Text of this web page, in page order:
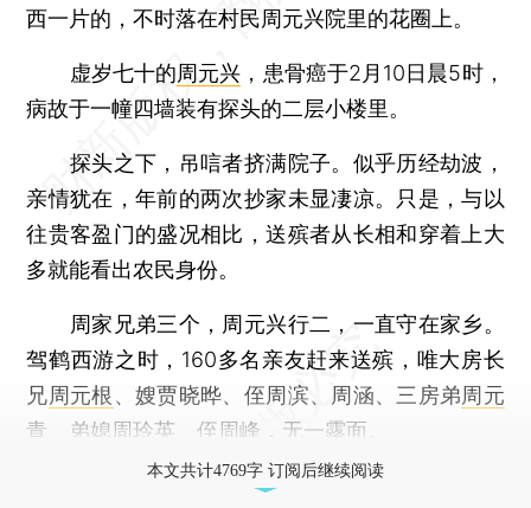
西一片的，不时落在村民周元兴院里的花圈上。
虚岁七十的周元兴 ，患骨癌于2月10日晨5时，
病故于一幢四墙装有探头的二层小楼里。
探头之下，吊唁者挤满院子。似乎历经劫波，
亲情犹在，年前的两次抄家未显凄凉。只是，与以
往贵客盈门的盛况相比，送殡者从长相和穿着上大
多就能看出农民身份。
周家兄弟三个，周元兴行二，一直守在家乡。
驾鹤西游之时，160多名亲友赶来送殡，唯大房长
兄周元根 、嫂贾晓晔、侄周滨、周涵、三房弟周元
青 、弟媳周玲英、侄周峰，无一露面。
本文共计4769字 订阅后继续阅读